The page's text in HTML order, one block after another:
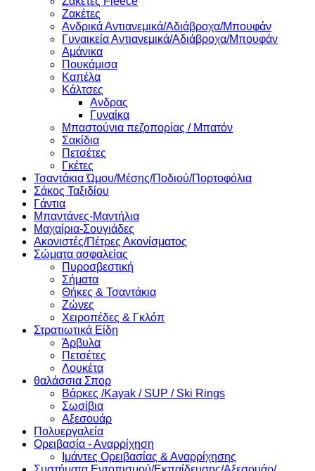
Ζακέτες
Ανδρικά Αντιανεμικά/Αδιάβροχα/Μπουφάν
Γυναικεία Αντιανεμικά/Αδιάβροχα/Μπουφάν
Αμάνικα
Πουκάμισα
Καπέλα
Κάλτσες
Ανδρας
Γυναίκα
Μπαστούνια πεζοπορίας / Μπατόν
Σακίδια
Πετσέτες
Γκέτες
Τσαντάκια Ώμου/Μέσης/Ποδιού/Πορτοφόλια
Σάκος Ταξιδίου
Γάντια
Μπαντάνες-Μαντήλια
Μαχαίρια-Σουγιάδες
Ακονιστές/Πέτρες Ακονίσματος
Σώματα ασφαλείας
Πυροσβεστική
Σήματα
Θήκες & Τσαντάκια
Ζώνες
Χειροπέδες & Γκλόπ
Στρατιωτικά Είδη
Άρβυλα
Πετσέτες
Λουκέτα
θαλάσσια Σπορ
Βάρκες /Kayak / SUP / Ski Rings
Σωσίβια
Αξεσουάρ
Πολυεργαλεία
Ορειβασία - Αναρρίχηση
Ιμάντες Ορειβασίας & Αναρρίχησης